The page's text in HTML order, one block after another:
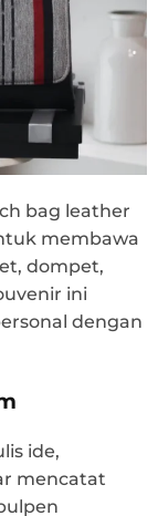
bag leather
membawa
dompet,
ini
dengan
ide,
mencatat